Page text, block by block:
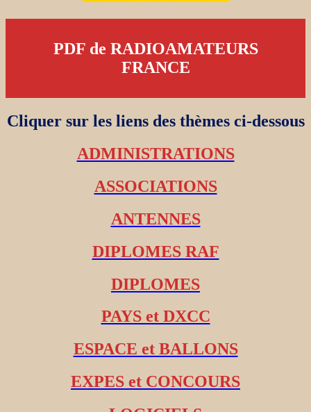
PDF de RADIOAMATEURS
FRANCE
Cliquer sur les liens des thèmes ci-dessous
ADMINISTRATIONS
ASSOCIATIONS
ANTENNES
DIPLOMES RAF
DIPLOMES
PAYS et DXCC
ESPACE et BALLONS
EXPES et CONCOURS